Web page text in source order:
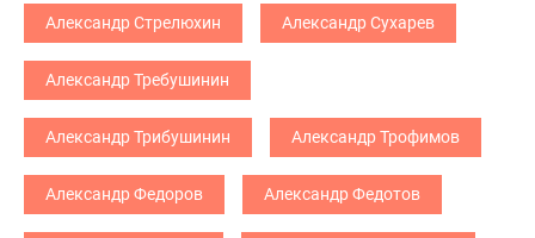
Александр Стрелюхин Александр Сухарев
Александр Требушинин
Александр Трибушинин Александр Трофимов
Александр Федоров Александр Федотов